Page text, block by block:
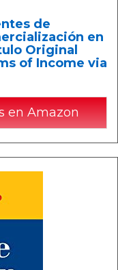
de
en
Original
of Income via
en Amazon